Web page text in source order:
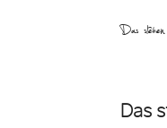
Das
Das